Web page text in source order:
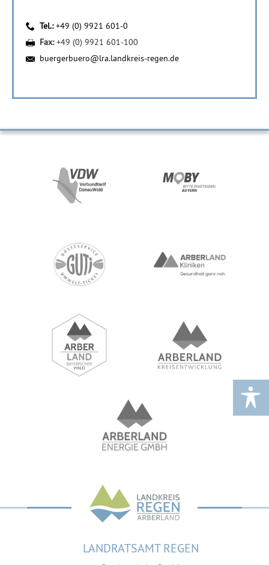
Tel.:+49 (0) 9921 601-0
Fax:+49 (0) 9921 601-100
buergerbuero@lra.landkreis-regen.de
LANDRATSAMT REGEN